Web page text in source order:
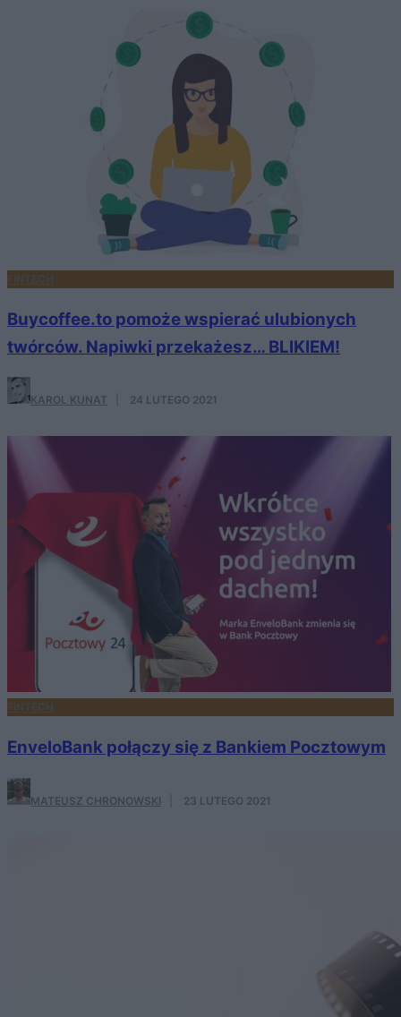
FINTECH
Buycoffee.to pomoże wspierać ulubionych
twórców. Napiwki przekażesz… BLIKIEM!
KAROL KUNAT 24 LUTEGO 2021
FINTECH
EnveloBank połączy się z Bankiem Pocztowym
MATEUSZ CHRONOWSKI 23 LUTEGO 2021